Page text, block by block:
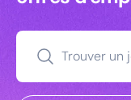
Trouver un